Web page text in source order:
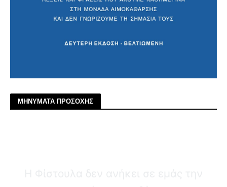
ΜΗΝΥΜΑΤΑ ΠΡΟΣΟΧΗΣ